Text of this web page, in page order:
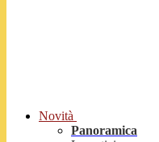
Novità
Panoramica